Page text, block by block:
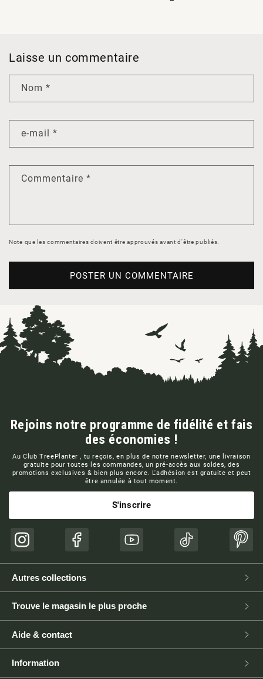
Laisse un commentaire
Nom *
e-mail *
Commentaire *
Note que les commentaires doivent être approuvés avant d'être publiés.
Rejoins notre programme de fidélité et fais
des économies !
Au Club TreePlanter , tu reçois, en plus de notre newsletter, une livraison
gratuite pour toutes les commandes, un pré-accès aux soldes, des
promotions exclusives & bien plus encore. L'adhésion est gratuite et peut
être annulée à tout moment.
S'inscrire
Instagram Facebook YouTube TikTok
Autres collections
Trouve le magasin le plus proche
Aide & contact
Information